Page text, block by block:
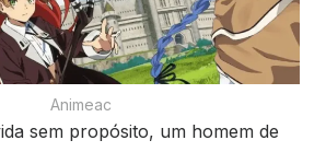
Animeac
sem propósito, um homem de